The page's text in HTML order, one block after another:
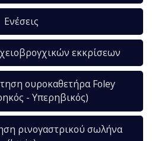
Ενέσεις
εκκρίσεων
ουροκαθετήρα Foley
- Υπερηβικός)
ρινογαστρικού σωλήνα